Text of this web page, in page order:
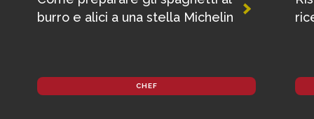
burro e alici a una stella Michelin
CHEF